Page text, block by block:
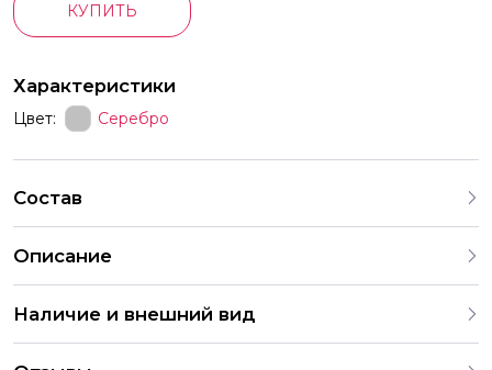
КУПИТЬ
Характеристики
Цвет: Серебро
Состав
Описание
Наличие и внешний вид